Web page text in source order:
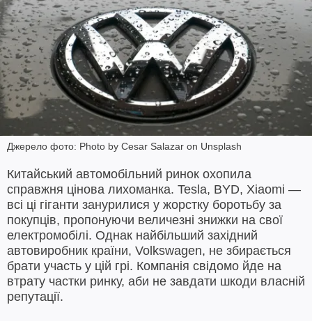
Джерело фото: Photo by Cesar Salazar on Unsplash
Китайський автомобільний ринок охопила
справжня цінова лихоманка. Tesla, BYD, Xiaomi —
всі ці гіганти занурилися у жорстку боротьбу за
покупців, пропонуючи величезні знижки на свої
електромобілі. Однак найбільший західний
автовиробник країни, Volkswagen, не збирається
брати участь у цій грі. Компанія свідомо йде на
втрату частки ринку, аби не завдати шкоди власній
репутації.